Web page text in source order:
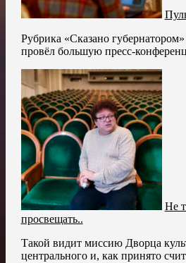
Рубрика «Сказано
провёл большую пресс-
Не
просвещать..
Такой видит миссию Дворца
центрального и, как принято